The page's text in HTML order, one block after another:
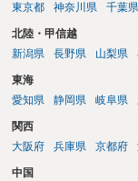
東京都
神奈川県 千葉県
北陸・甲信越
新潟県
長野県 山梨県
東海
愛知県
静岡県 岐阜県
関西
大阪府
兵庫県 京都府
中国